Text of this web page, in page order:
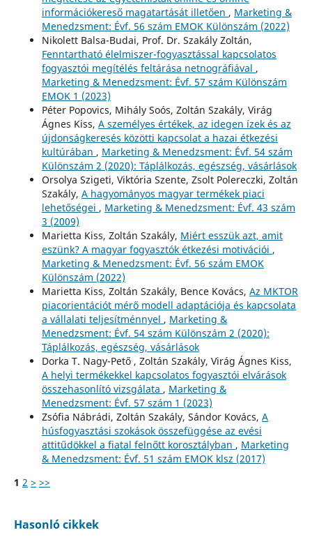
információkereső magatartását illetően , Marketing &
Menedzsment: Évf. 56 szám EMOK Különszám (2022)
Nikolett Balsa-Budai, Prof. Dr. Szakály Zoltán,
Fenntartható élelmiszer-fogyasztással kapcsolatos
fogyasztói megítélés feltárása netnográfiával ,
Marketing & Menedzsment: Évf. 57 szám Különszám
EMOK 1 (2023)
Péter Popovics, Mihály Soós, Zoltán Szakály, Virág
Ágnes Kiss, A személyes értékek, az idegen ízek és az
újdonságkeresés közötti kapcsolat a hazai étkezési
kultúrában , Marketing & Menedzsment: Évf. 54 szám
Különszám 2 (2020): Táplálkozás, egészség, vásárlások
Orsolya Szigeti, Viktória Szente, Zsolt Polereczki, Zoltán
Szakály, A hagyományos magyar termékek piaci
lehetőségei , Marketing & Menedzsment: Évf. 43 szám
3 (2009)
Marietta Kiss, Zoltán Szakály, Miért esszük azt, amit
eszünk? A magyar fogyasztók étkezési motivációi ,
Marketing & Menedzsment: Évf. 56 szám EMOK
Különszám (2022)
Marietta Kiss, Zoltán Szakály, Bence Kovács, Az MKTOR
piacorientációt mérő modell adaptációja és kapcsolata
a vállalati teljesítménnyel , Marketing &
Menedzsment: Évf. 54 szám Különszám 2 (2020):
Táplálkozás, egészség, vásárlások
Dorka T. Nagy-Pető , Zoltán Szakály, Virág Ágnes Kiss,
A helyi termékekkel kapcsolatos fogyasztói elvárások
összehasonlító vizsgálata , Marketing &
Menedzsment: Évf. 57 szám 1 (2023)
Zsófia Nábrádi, Zoltán Szakály, Sándor Kovács, A
húsfogyasztási szokások összefüggése az evési
attitűdökkel a fiatal felnőtt korosztályban , Marketing
& Menedzsment: Évf. 51 szám EMOK klsz (2017)
1 2 > >>
Hasonló cikkek